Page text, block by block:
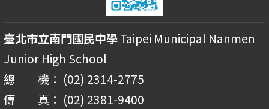
臺北市立南門國民中學Taipei Municipal Nanmen
Junior High School
總 機： (02) 2314-2775
傳 真： (02) 2381-9400